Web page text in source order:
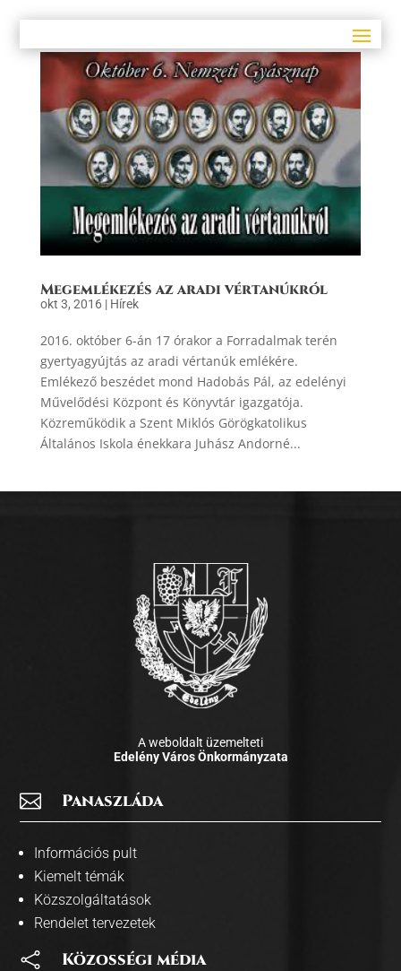
Megemlékezés az aradi vértanúkról
okt 3, 2016| Hírek
2016. október 6-án 17 órakor a Forradalmak terén
gyertyagyújtás az aradi vértanúk emlékére.
Emlékező beszédet mond Hadobás Pál, az edelényi
Művelődési Központ és Könyvtár igazgatója.
Közreműködik a Szent Miklós Görögkatolikus
Általános Iskola énekkara Juhász Andorné...
A weboldalt üzemelteti
Edelény Város Önkormányzata
 Panaszláda
Információs pult
Kiemelt témák
Közszolgáltatások
Rendelet tervezetek
 Közosségi média